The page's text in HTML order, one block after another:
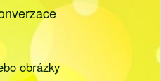
obrázky